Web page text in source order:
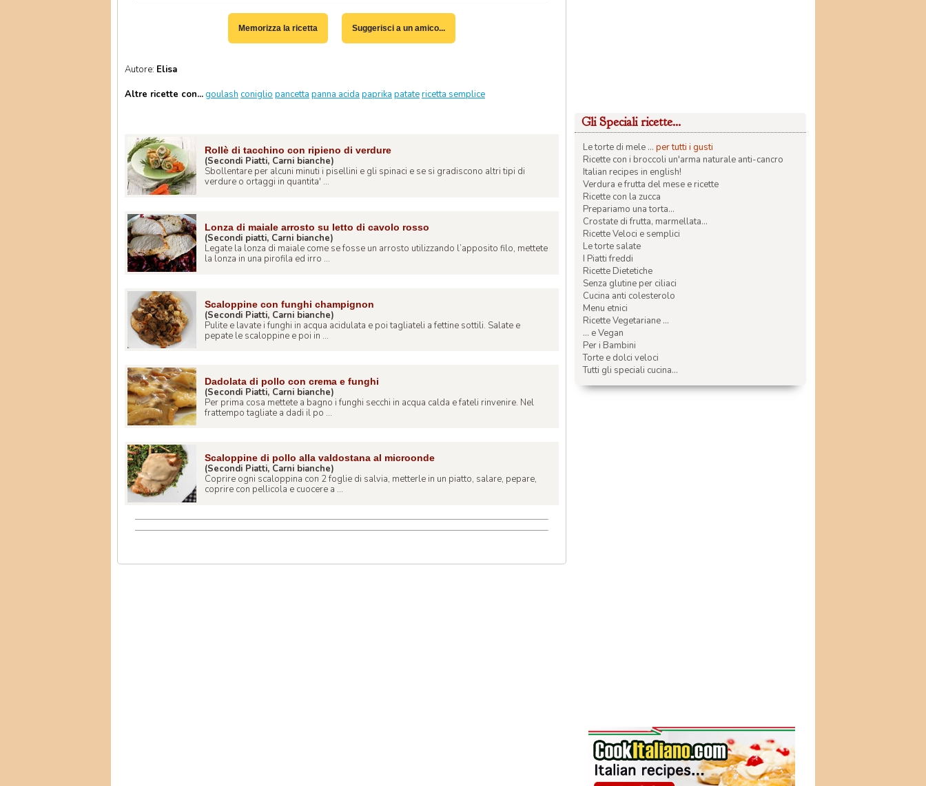
Memorizza la ricetta Suggerisci a un amico...
Autore: Elisa
Altre ricette con...goulash coniglio pancetta panna acida paprika patatericetta semplice
Rollè di tacchino con ripieno di verdure
(Secondi Piatti, Carni bianche)
Sbollentare per alcuni minuti i pisellini e gli spinaci e se si gradiscono altri tipi di
verdure o ortaggi in quantita' ...
Lonza di maiale arrosto su letto di cavolo rosso
(Secondi piatti, Carni bianche)
Legate la lonza di maiale come se fosse un arrosto utilizzando l’apposito filo, mettete
la lonza in una pirofila ed irro ...
Scaloppine con funghi champignon
(Secondi Piatti, Carni bianche)
Pulite e lavate i funghi in acqua acidulata e poi tagliateli a fettine sottili. Salate e
pepate le scaloppine e poi in ...
Dadolata di pollo con crema e funghi
(Secondi Piatti, Carni bianche)
Per prima cosa mettete a bagno i funghi secchi in acqua calda e fateli rinvenire. Nel
frattempo tagliate a dadi il po ...
Scaloppine di pollo alla valdostana al microonde
(Secondi Piatti, Carni bianche)
Coprire ogni scaloppina con 2 foglie di salvia, metterle in un piatto, salare, pepare,
coprire con pellicola e cuocere a ...
Gli Speciali ricette...
Le torte di mele ... per tutti i gusti
Ricette con i broccoli un'arma naturale anti-cancro
Italian recipes in english!
Verdura e frutta del mese e ricette
Ricette con la zucca
Prepariamo una torta...
Crostate di frutta, marmellata...
Ricette Veloci e semplici
Le torte salate
I Piatti freddi
Ricette Dietetiche
Senza glutine per ciliaci
Cucina anti colesterolo
Menu etnici
Ricette Vegetariane ...
... e Vegan
Per i Bambini
Torte e dolci veloci
Tutti gli speciali cucina...